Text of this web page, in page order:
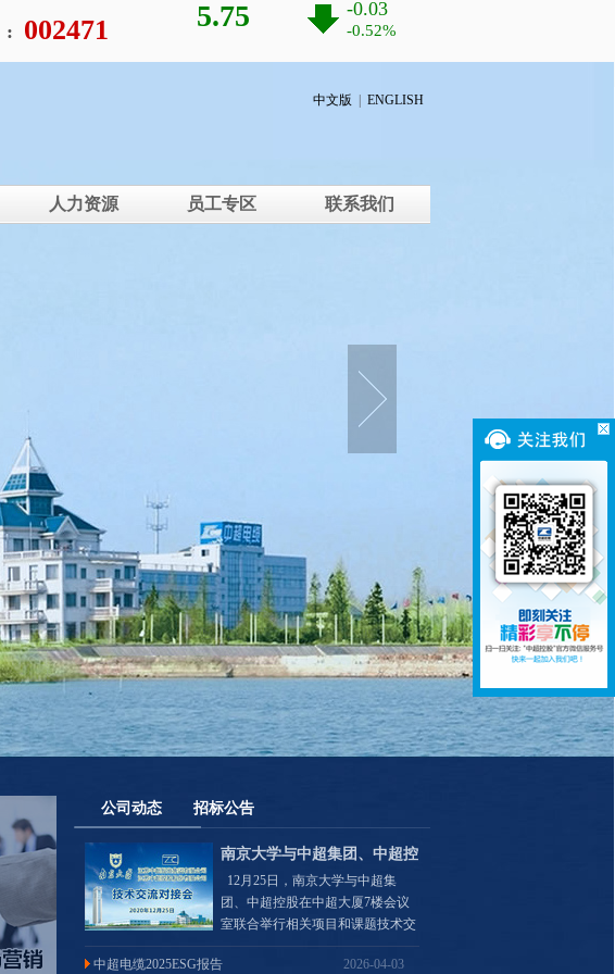
: 002471
中文版 ENGLISH
人力资源 员工专区 联系我们
公司动态 招标公告
南京大学与中超集团、中超控
股举行技术交流对接活动
12月25日，南京大学与中超集
团、中超控股在中超大厦7楼会议
室联合举行相关项目和课题技术交
流对接会议。
中超电缆2025ESG报告
2026-04-03